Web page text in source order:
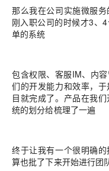
那么我在公司实施微服务
刚入职公司的时候才3、
单的系统
包含权限、客服IM、内
们的开发能力和效率，
目就完成了。产品在我
统的划分给梳理了一遍
终于让我有一个很明确
算也批了下来开始进行团